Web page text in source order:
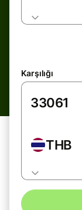
Karşılığı
THB